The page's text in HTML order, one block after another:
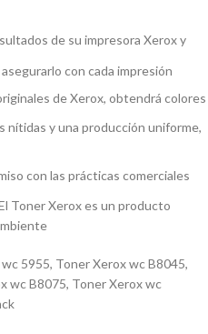
de su impresora Xerox y
con cada impresión
de Xerox, obtendrá colores
y una producción uniforme,
con las prácticas comerciales
Toner Xerox es un producto
5955, Toner Xerox wc B8045,
wc B8075, Toner Xerox wc